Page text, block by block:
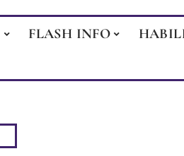
FLASH INFO